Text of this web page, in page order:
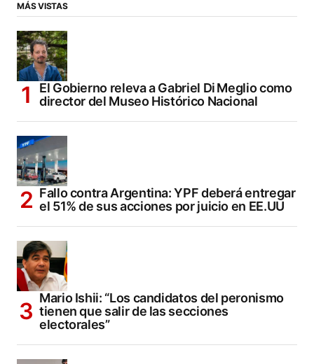
MÁS VISTAS
El Gobierno releva a Gabriel Di Meglio como
director del Museo Histórico Nacional
Fallo contra Argentina: YPF deberá entregar
el 51% de sus acciones por juicio en EE.UU
Mario Ishii: “Los candidatos del peronismo
tienen que salir de las secciones
electorales”